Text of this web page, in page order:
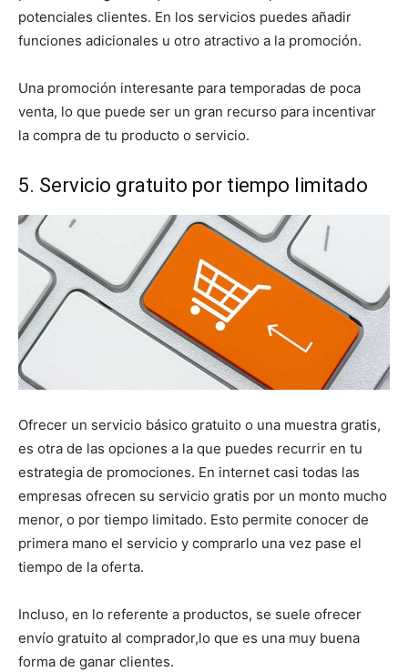
potenciales clientes. En los servicios puedes añadir
funciones adicionales u otro atractivo a la promoción.
Una promoción interesante para temporadas de poca
venta, lo que puede ser un gran recurso para incentivar
la compra de tu producto o servicio.
5. Servicio gratuito por tiempo limitado
Ofrecer un servicio básico gratuito o una muestra gratis,
es otra de las opciones a la que puedes recurrir en tu
estrategia de promociones. En internet casi todas las
empresas ofrecen su servicio gratis por un monto mucho
menor, o por tiempo limitado. Esto permite conocer de
primera mano el servicio y comprarlo una vez pase el
tiempo de la oferta.
Incluso, en lo referente a productos, se suele ofrecer
envío gratuito al comprador,lo que es una muy buena
forma de ganar clientes.